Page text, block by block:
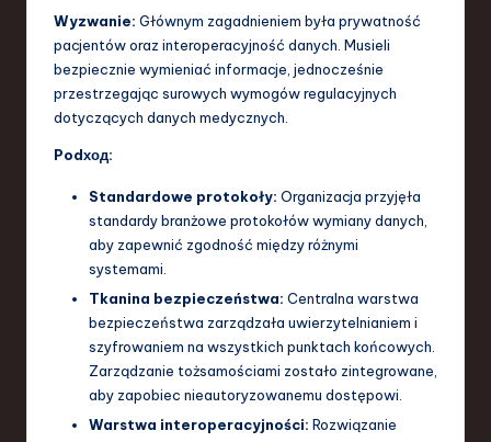
Wyzwanie: Głównym zagadnieniem była prywatność
pacjentów oraz interoperacyjność danych. Musieli
bezpiecznie wymieniać informacje, jednocześnie
przestrzegając surowych wymogów regulacyjnych
dotyczących danych medycznych.
Podход:
Standardowe protokoły: Organizacja przyjęła
standardy branżowe protokołów wymiany danych,
aby zapewnić zgodność między różnymi
systemami.
Tkanina bezpieczeństwa: Centralna warstwa
bezpieczeństwa zarządzała uwierzytelnianiem i
szyfrowaniem na wszystkich punktach końcowych.
Zarządzanie tożsamościami zostało zintegrowane,
aby zapobiec nieautoryzowanemu dostępowi.
Warstwa interoperacyjności: Rozwiązanie